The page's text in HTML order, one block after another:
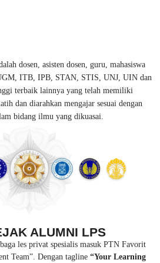
dosen, asisten dosen, guru, mahasiswa
ITB, IPB, STAN, STIS, UNJ, UIN dan
terbaik lainnya yang telah memiliki
dan diarahkan mengajar sesuai dengan
bidang ilmu yang dikuasai.
ALUMNI LPS
les privat spesialis masuk PTN Favorit
Team”. Dengan tagline “Your Learning